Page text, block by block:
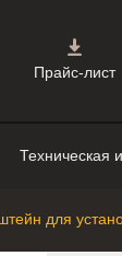
Прайс-лист
Техническая
Главная